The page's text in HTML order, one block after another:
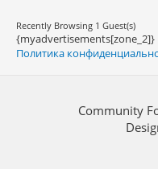
Recently Browsing 1 Guest(s)
{myadvertisements[zone_2]}
Политика
Community